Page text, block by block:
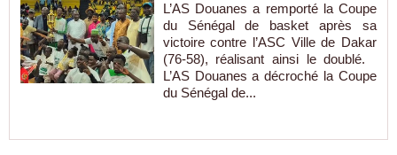
L’AS Douanes a remporté la Coupe
du Sénégal de basket après sa
victoire contre l’ASC Ville de Dakar
(76-58), réalisant ainsi le doublé.
L’AS Douanes a décroché la Coupe
du Sénégal de...